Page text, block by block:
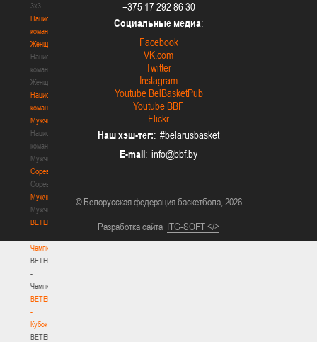
3х3
Национальная
команда.
Женщины
Национальная
команда.
Женщины
Национальная
команда.
Мужчины
Национальная
команда.
Мужчины
Соревнования
Соревнования
Мужчины
Мужчины
BETERA
-
Чемпионат
BETERA
-
Чемпионат
BETERA
-
Кубок
BETERA
+375 17 292 86 30
Социальные медиа:
Facebook
VK.com
Twitter
Instagram
Youtube BelBasketPub
Youtube BBF
Flickr
Наш хэш-тег:: #belarusbasket
E-mail:
© Белорусская федерация баскетбола, 2026
Разработка сайта ITG-SOFT </>